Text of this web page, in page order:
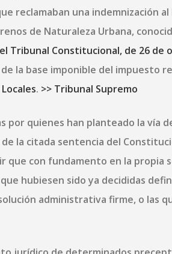
reclamaban una indemnización
de Naturaleza Urbana,
Tribunal Constitucional, de 26 de
la base imponible del impuesto
. >> Tribunal Supremo
por quienes han planteado la vía
la citada sentencia del
que con fundamento en la propia
hubiesen sido ya decididas
administrativa firme, o las